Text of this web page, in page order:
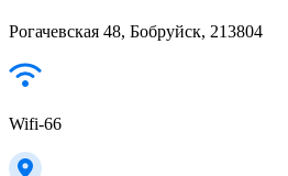
Рогачевская 48, Бобруйск, 213804
Wifi-66